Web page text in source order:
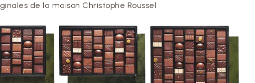
de la maison Christophe Roussel